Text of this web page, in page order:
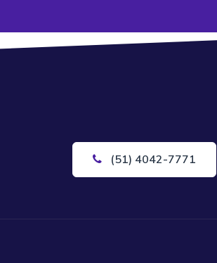
(51) 4042-7771